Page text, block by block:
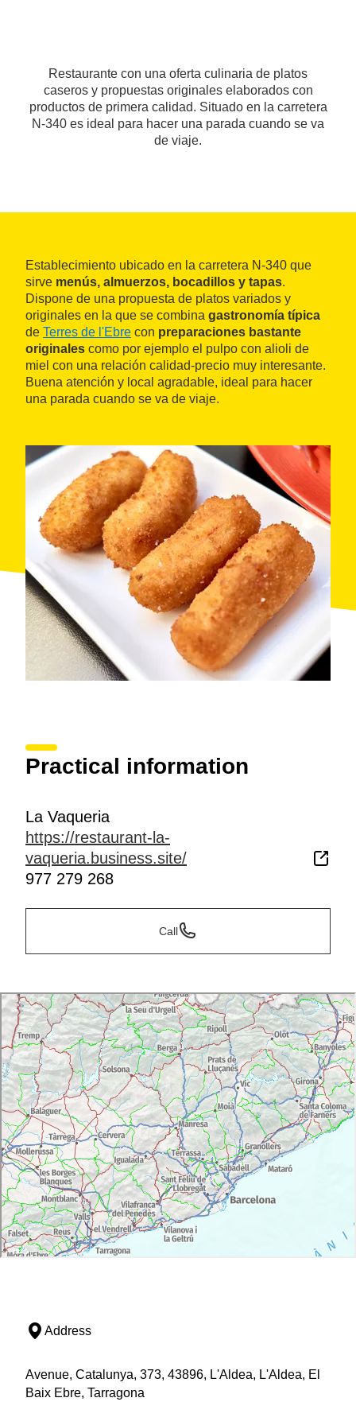
Restaurante con una oferta culinaria de platos
caseros y propuestas originales elaborados con
productos de primera calidad. Situado en la carretera
N-340 es ideal para hacer una parada cuando se va
de viaje.
Establecimiento ubicado en la carretera N-340 que
sirve menús, almuerzos, bocadillos y tapas.
Dispone de una propuesta de platos variados y
originales en la que se combina gastronomía típica
de Terres de l'Ebre con preparaciones bastante
originales como por ejemplo el pulpo con alioli de
miel con una relación calidad-precio muy interesante.
Buena atención y local agradable, ideal para hacer
una parada cuando se va de viaje.
Practical information
La Vaqueria
https://restaurant-la-
vaqueria.business.site/
977 279 268
Call
Address
Avenue, Catalunya, 373, 43896, L'Aldea, L'Aldea, El
Baix Ebre, Tarragona